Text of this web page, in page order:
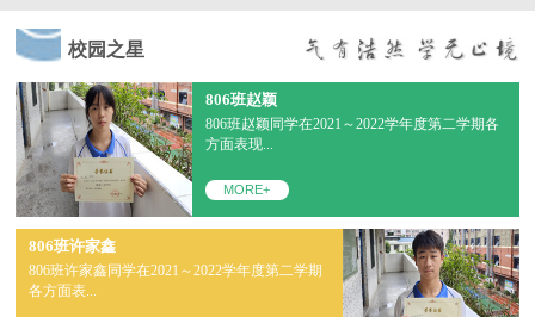
校园之星
806班赵颖
806班赵颖同学在2021～2022学年度第二学期各
方面表现...
MORE+
806班许家鑫
806班许家鑫同学在2021～2022学年度第二学期
各方面表...